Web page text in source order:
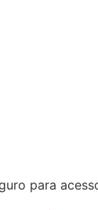
para